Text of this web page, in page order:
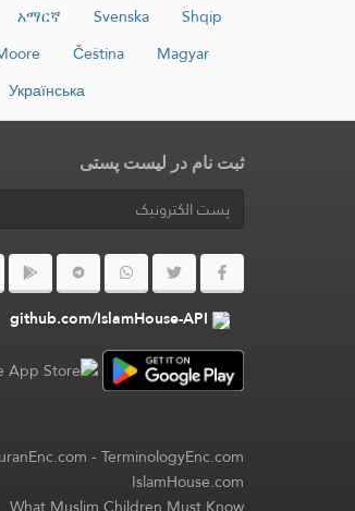
Shqip
Svenska
አማርኛ
Magyar
Čeština
Українська
ثبت نام در لیست پستی
github.com/IslamHouse-API
-TerminologyEnc.com
IslamHouse.com